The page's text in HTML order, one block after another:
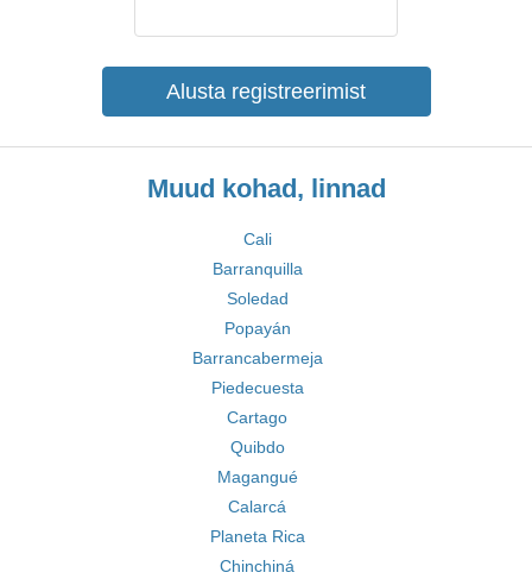
Alusta registreerimist
Muud kohad, linnad
Cali
Barranquilla
Soledad
Popayán
Barrancabermeja
Piedecuesta
Cartago
Quibdo
Magangué
Calarcá
Planeta Rica
Chinchiná